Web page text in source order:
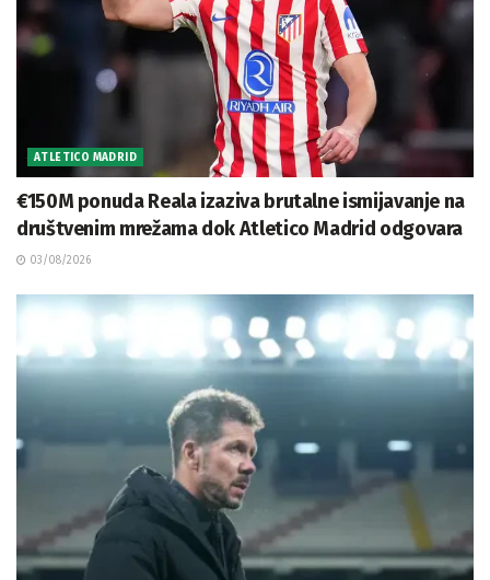
ATLETICO MADRID
€150M ponuda Reala izaziva brutalne ismijavanje na
društvenim mrežama dok Atletico Madrid odgovara
03/08/2026